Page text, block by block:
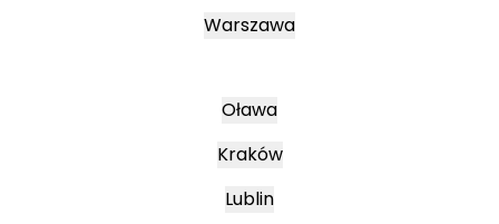
Warszawa
Oława
Kraków
Lublin